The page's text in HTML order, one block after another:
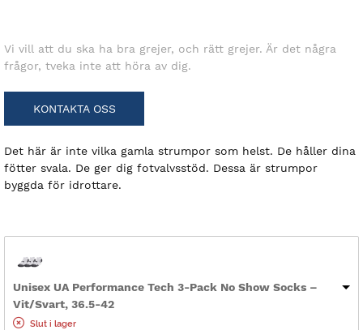
Vi vill att du ska ha bra grejer, och rätt grejer. Är det några
frågor, tveka inte att höra av dig.
KONTAKTA OSS
Det här är inte vilka gamla strumpor som helst. De håller dina
fötter svala. De ger dig fotvalvsstöd. Dessa är strumpor
byggda för idrottare.
Unisex UA Performance Tech 3-Pack No Show Socks –
Vit/Svart, 36.5-42
Slut i lager